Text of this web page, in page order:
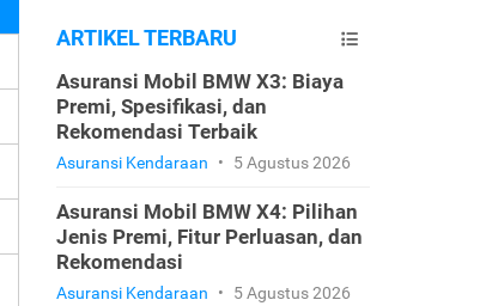
ARTIKEL TERBARU
Asuransi Mobil BMW X3: Biaya
Premi, Spesifikasi, dan
Rekomendasi Terbaik
Asuransi Kendaraan • 5 Agustus 2026
Asuransi Mobil BMW X4: Pilihan
Jenis Premi, Fitur Perluasan, dan
Rekomendasi
Asuransi Kendaraan • 5 Agustus 2026